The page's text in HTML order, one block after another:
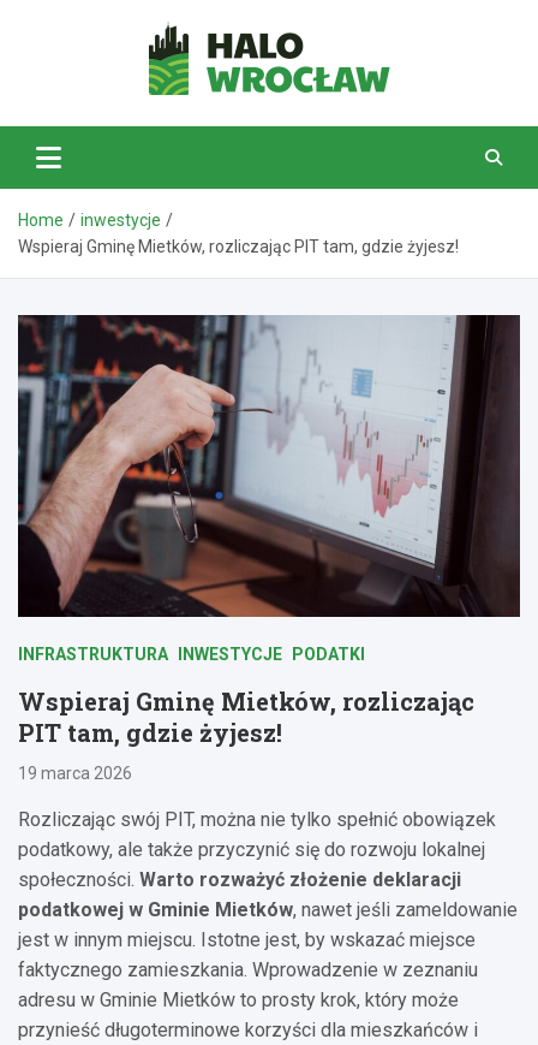
HaloWrocław.pl
Home
inwestycje
Wspieraj Gminę Mietków, rozliczając PIT tam, gdzie żyjesz!
INFRASTRUKTURA INWESTYCJE PODATKI
Wspieraj Gminę Mietków, rozliczając
PIT tam, gdzie żyjesz!
19 marca 2026
Rozliczając swój PIT, można nie tylko spełnić obowiązek
podatkowy, ale także przyczynić się do rozwoju lokalnej
społeczności. Warto rozważyć złożenie deklaracji
podatkowej w Gminie Mietków, nawet jeśli zameldowanie
jest w innym miejscu. Istotne jest, by wskazać miejsce
faktycznego zamieszkania. Wprowadzenie w zeznaniu
adresu w Gminie Mietków to prosty krok, który może
przynieść długoterminowe korzyści dla mieszkańców i